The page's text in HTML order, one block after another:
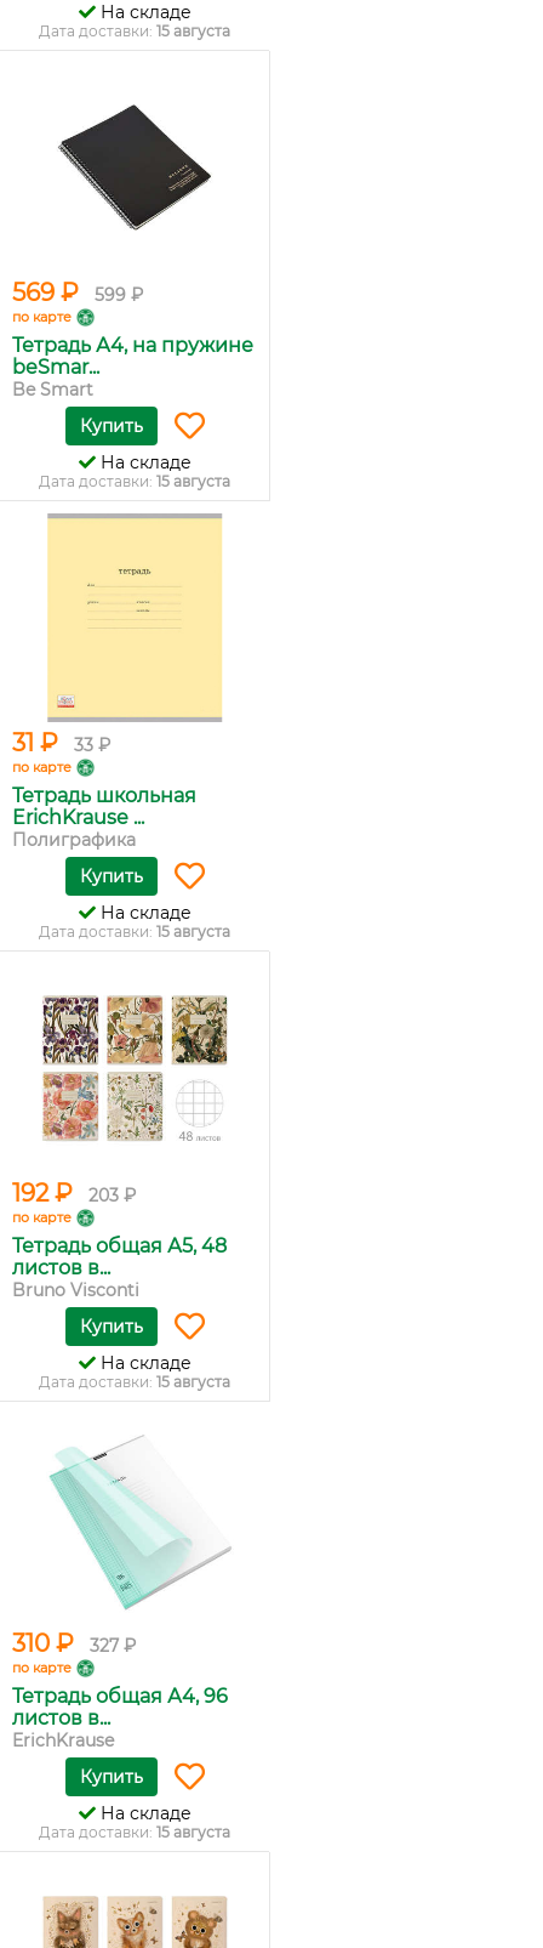
На складе
Дата доставки: 15 августа
569 ₽ 599 ₽
по карте
Тетрадь А4, на пружине
beSmar...
Be Smart
Купить
На складе
Дата доставки: 15 августа
31 ₽ 33 ₽
по карте
Тетрадь школьная
ErichKrause ...
Полиграфика
Купить
На складе
Дата доставки: 15 августа
192 ₽ 203 ₽
по карте
Тетрадь общая А5, 48
листов в...
Bruno Visconti
Купить
На складе
Дата доставки: 15 августа
310 ₽ 327 ₽
по карте
Тетрадь общая А4, 96
листов в...
ErichKrause
Купить
На складе
Дата доставки: 15 августа